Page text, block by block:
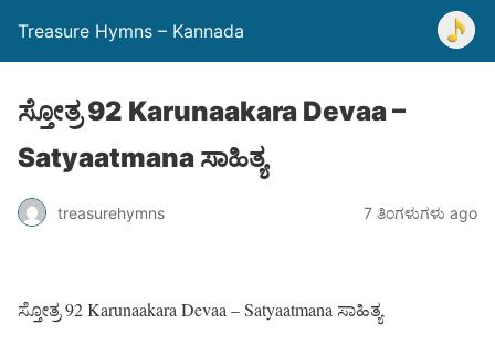
Treasure Hymns – Kannada
ಸ್ತೋತ್ರ 92 Karunaakara Devaa –
Satyaatmana ಸಾಹಿತ್ಯ
treasurehymns 7 ತಿಂಗಳುಗಳು ago
ಸ್ತೋತ್ರ 92 Karunaakara Devaa – Satyaatmana ಸಾಹಿತ್ಯ